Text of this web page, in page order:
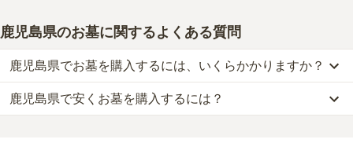
鹿児島県のお墓に関するよくある質問
鹿児島県でお墓を購入するには、いくらかかりますか？
鹿児島県での購入費用の目安は、一般墓が約278万円、樹木葬が約
102万円、納骨堂が約115万円、永代供養墓が約21万円です。
鹿児島県で安くお墓を購入するには？